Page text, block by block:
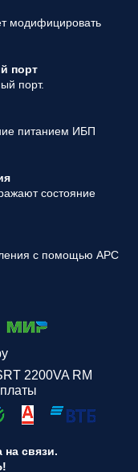
модифицировать
порт
порт.
питанием ИБП
состояние
с помощью APC
2200VA RM
связи.